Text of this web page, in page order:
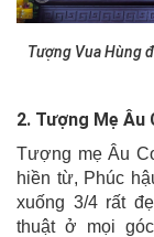
Tượng Vua Hùng
2. Tượng Mẹ
Tượng mẹ Âu
hiền từ, Phúc
xuống 3/4 rất
thuật ở mọi